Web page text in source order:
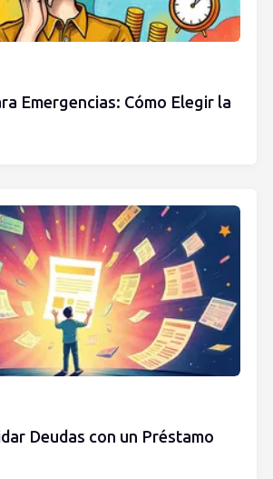
Emergencias: Cómo Elegir la
Deudas con un Préstamo